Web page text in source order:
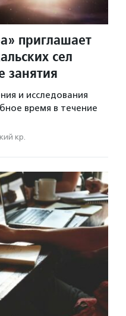
приглашает
сел
занятия
и исследования
время в течение
кр.